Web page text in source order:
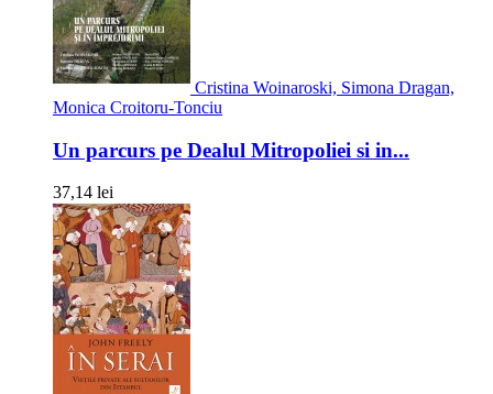
Cristina Woinaroski, Simona Dragan,
Monica Croitoru-Tonciu
Un parcurs pe Dealul Mitropoliei si in...
37,14 lei